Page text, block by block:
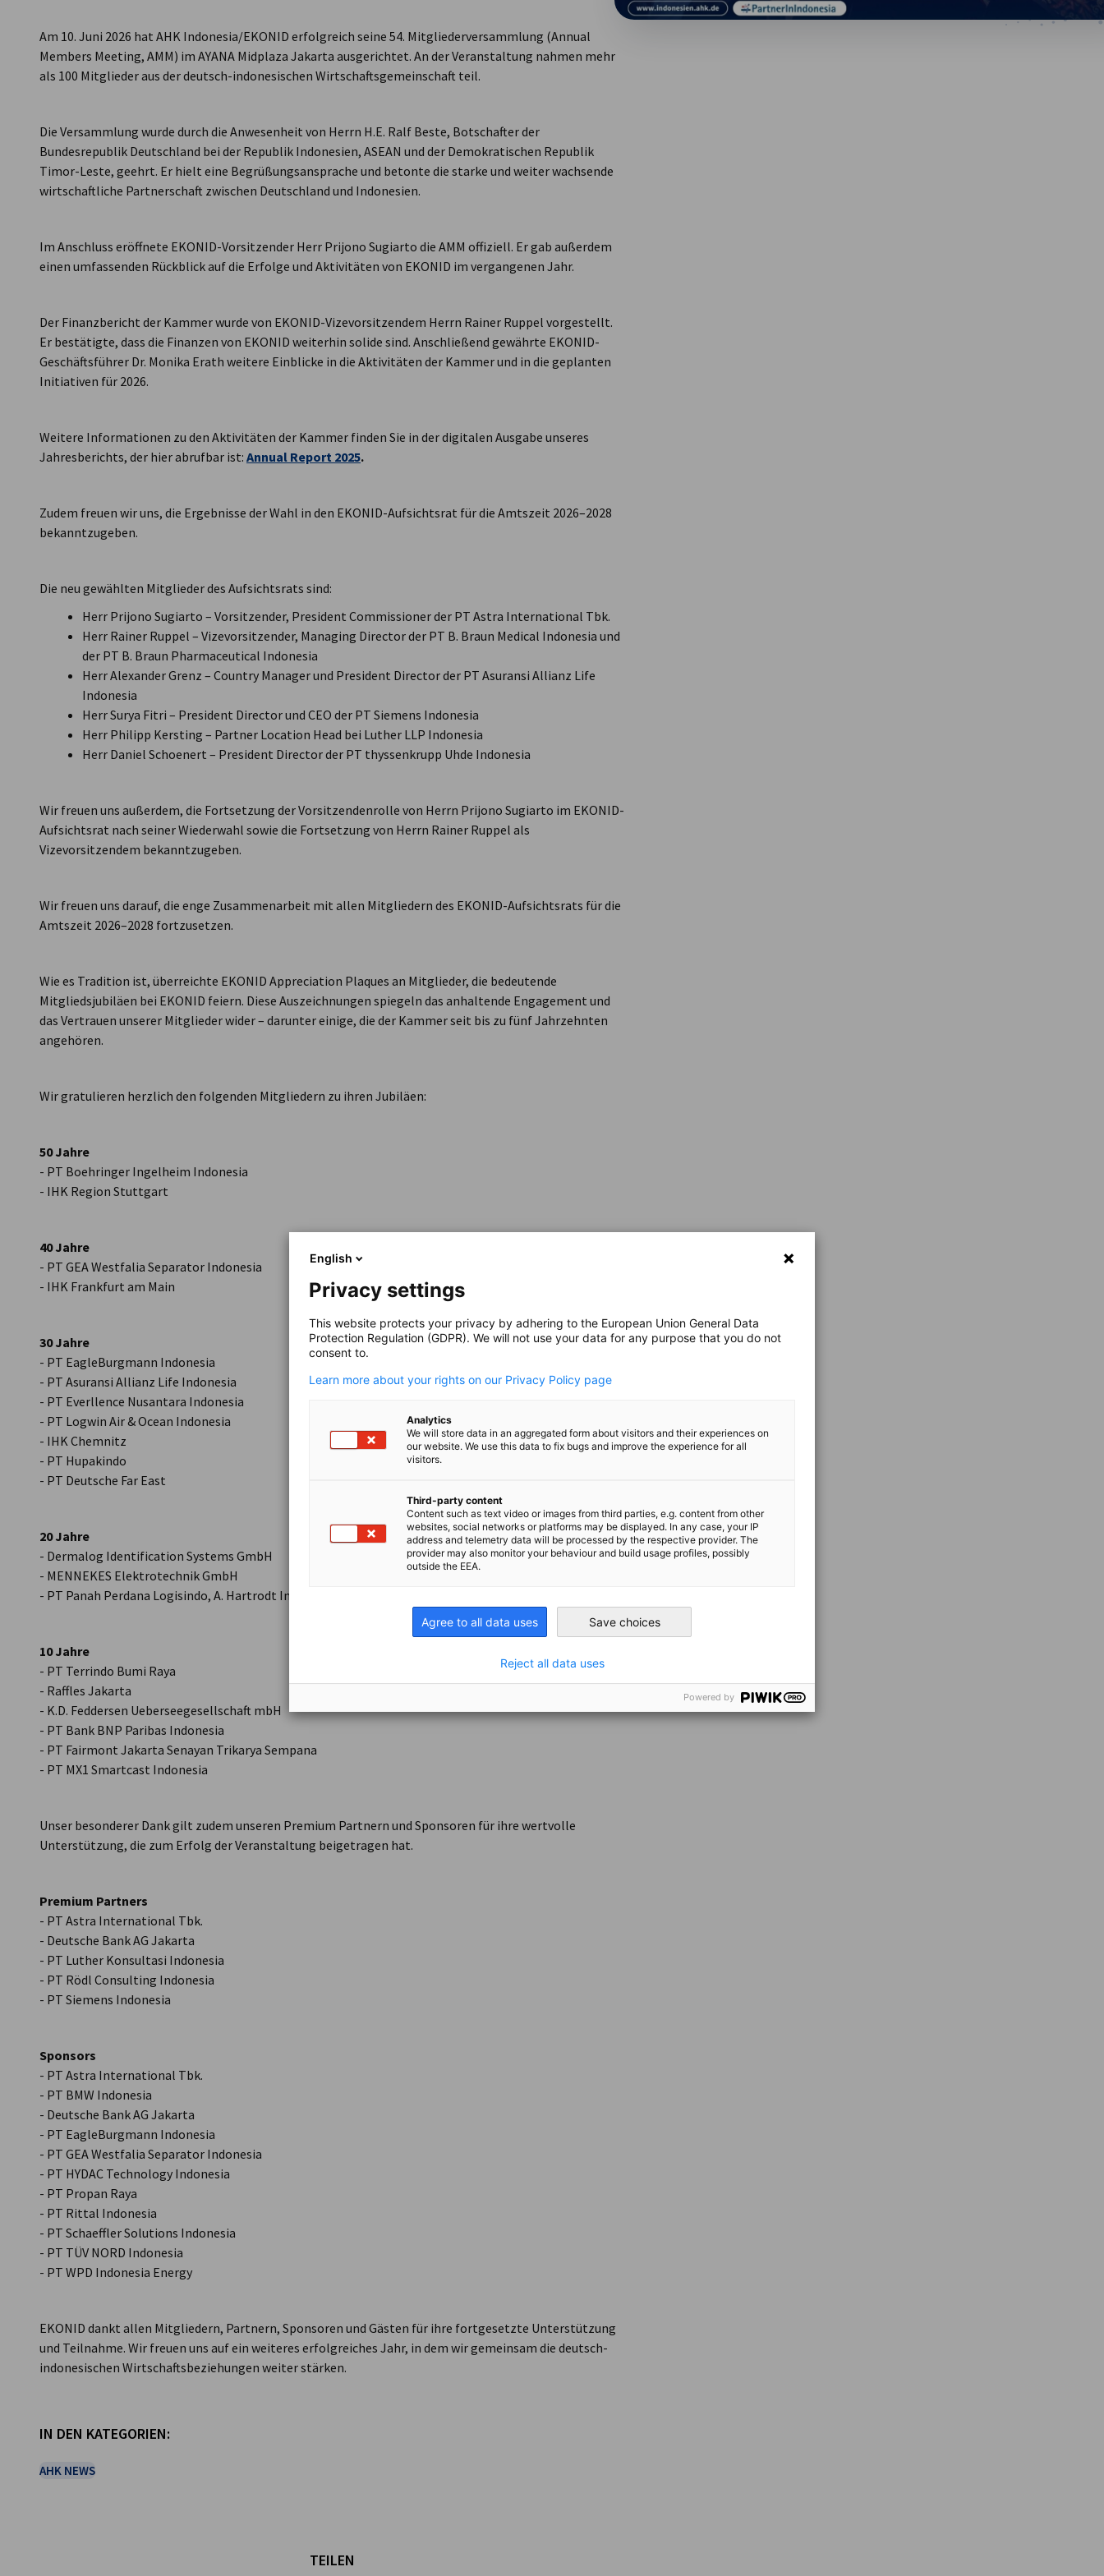
Indonesia
Am 10. Juni 2026 hat AHK Indonesia/EKONID erfolgreich seine 54. Mitgliederversammlung (Annual
Members Meeting, AMM) im AYANA Midplaza Jakarta ausgerichtet. An der Veranstaltung nahmen mehr
als 100 Mitglieder aus der deutsch-indonesischen Wirtschaftsgemeinschaft teil.
Die Versammlung wurde durch die Anwesenheit von Herrn H.E. Ralf Beste, Botschafter der
Bundesrepublik Deutschland bei der Republik Indonesien, ASEAN und der Demokratischen Republik
Timor-Leste, geehrt. Er hielt eine Begrüßungsansprache und betonte die starke und weiter wachsende
wirtschaftliche Partnerschaft zwischen Deutschland und Indonesien.
Im Anschluss eröffnete EKONID-Vorsitzender Herr Prijono Sugiarto die AMM offiziell. Er gab außerdem
einen umfassenden Rückblick auf die Erfolge und Aktivitäten von EKONID im vergangenen Jahr.
Der Finanzbericht der Kammer wurde von EKONID-Vizevorsitzendem Herrn Rainer Ruppel vorgestellt.
Er bestätigte, dass die Finanzen von EKONID weiterhin solide sind. Anschließend gewährte EKONID-
Geschäftsführer Dr. Monika Erath weitere Einblicke in die Aktivitäten der Kammer und in die geplanten
Initiativen für 2026.
Weitere Informationen zu den Aktivitäten der Kammer finden Sie in der digitalen Ausgabe unseres
Jahresberichts, der hier abrufbar ist: Annual Report 2025.
Zudem freuen wir uns, die Ergebnisse der Wahl in den EKONID-Aufsichtsrat für die Amtszeit 2026–2028
bekanntzugeben.
Die neu gewählten Mitglieder des Aufsichtsrats sind:
Herr Prijono Sugiarto – Vorsitzender, President Commissioner der PT Astra International Tbk.
Herr Rainer Ruppel – Vizevorsitzender, Managing Director der PT B. Braun Medical Indonesia und
der PT B. Braun Pharmaceutical Indonesia
Herr Alexander Grenz – Country Manager und President Director der PT Asuransi Allianz Life
Indonesia
Herr Surya Fitri – President Director und CEO der PT Siemens Indonesia
Herr Philipp Kersting – Partner Location Head bei Luther LLP Indonesia
Herr Daniel Schoenert – President Director der PT thyssenkrupp Uhde Indonesia
Wir freuen uns außerdem, die Fortsetzung der Vorsitzendenrolle von Herrn Prijono Sugiarto im EKONID-
Aufsichtsrat nach seiner Wiederwahl sowie die Fortsetzung von Herrn Rainer Ruppel als
Vizevorsitzendem bekanntzugeben.
Wir freuen uns darauf, die enge Zusammenarbeit mit allen Mitgliedern des EKONID-Aufsichtsrats für die
Amtszeit 2026–2028 fortzusetzen.
Wie es Tradition ist, überreichte EKONID Appreciation Plaques an Mitglieder, die bedeutende
Mitgliedsjubiläen bei EKONID feiern. Diese Auszeichnungen spiegeln das anhaltende Engagement und
das Vertrauen unserer Mitglieder wider – darunter einige, die der Kammer seit bis zu fünf Jahrzehnten
angehören.
Wir gratulieren herzlich den folgenden Mitgliedern zu ihren Jubiläen:
50 Jahre
- PT Boehringer Ingelheim Indonesia
- IHK Region Stuttgart
40 Jahre
- PT GEA Westfalia Separator Indonesia
- IHK Frankfurt am Main
30 Jahre
- PT EagleBurgmann Indonesia
- PT Asuransi Allianz Life Indonesia
- PT Everllence Nusantara Indonesia
- PT Logwin Air & Ocean Indonesia
- IHK Chemnitz
- PT Hupakindo
- PT Deutsche Far East
20 Jahre
- Dermalog Identification Systems GmbH
- MENNEKES Elektrotechnik GmbH
- PT Panah Perdana Logisindo, A. Hartrodt Indonesia
10 Jahre
- PT Terrindo Bumi Raya
- Raffles Jakarta
- K.D. Feddersen Ueberseegesellschaft mbH
- PT Bank BNP Paribas Indonesia
- PT Fairmont Jakarta Senayan Trikarya Sempana
- PT MX1 Smartcast Indonesia
Unser besonderer Dank gilt zudem unseren Premium Partnern und Sponsoren für ihre wertvolle
Unterstützung, die zum Erfolg der Veranstaltung beigetragen hat.
Premium Partners
- PT Astra International Tbk.
- Deutsche Bank AG Jakarta
- PT Luther Konsultasi Indonesia
- PT Rödl Consulting Indonesia
- PT Siemens Indonesia
Sponsors
- PT Astra International Tbk.
- PT BMW Indonesia
- Deutsche Bank AG Jakarta
- PT EagleBurgmann Indonesia
- PT GEA Westfalia Separator Indonesia
- PT HYDAC Technology Indonesia
- PT Propan Raya
- PT Rittal Indonesia
- PT Schaeffler Solutions Indonesia
- PT TÜV NORD Indonesia
- PT WPD Indonesia Energy
EKONID dankt allen Mitgliedern, Partnern, Sponsoren und Gästen für ihre fortgesetzte Unterstützung
und Teilnahme. Wir freuen uns auf ein weiteres erfolgreiches Jahr, in dem wir gemeinsam die deutsch-
indonesischen Wirtschaftsbeziehungen weiter stärken.
IN DEN KATEGORIEN:
AHK NEWS
TEILEN
English
Privacy settings
This website protects your privacy by adhering to the European Union General Data
Protection Regulation (GDPR). We will not use your data for any purpose that you do not
consent to.
Learn more about your rights on our Privacy Policy page
Analytics
We will store data in an aggregated form about visitors and their experiences on
our website. We use this data to fix bugs and improve the experience for all
visitors.
Third-party content
Content such as text video or images from third parties, e.g. content from other
websites, social networks or platforms may be displayed. In any case, your IP
address and telemetry data will be processed by the respective provider. The
provider may also monitor your behaviour and build usage profiles, possibly
outside the EEA.
Agree to all data uses Save choices
Reject all data uses
Powered by